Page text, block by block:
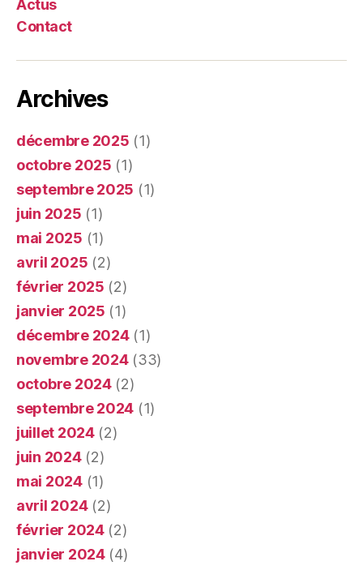
Actus
Contact
Archives
décembre 2025 (1)
octobre 2025 (1)
septembre 2025 (1)
juin 2025 (1)
mai 2025 (1)
avril 2025 (2)
février 2025 (2)
janvier 2025 (1)
décembre 2024(1)
novembre 2024(33)
octobre 2024(2)
septembre 2024 (1)
juillet 2024(2)
juin 2024(2)
mai 2024(1)
avril 2024(2)
février 2024(2)
janvier 2024(4)